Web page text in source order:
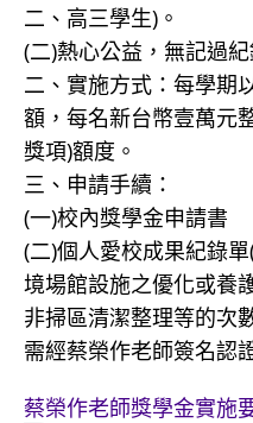
二、高三學生)。
(二)熱心公益，無記過紀
二、實施方式：每學期
額，每名新台幣壹萬元
獎項)額度。
三、申請手續：
(一)校內獎學金申請書
(二)個人愛校成果紀錄
境場館設施之優化或養
非掃區清潔整理等的次
需經蔡榮作老師簽名認
蔡榮作老師獎學金實施